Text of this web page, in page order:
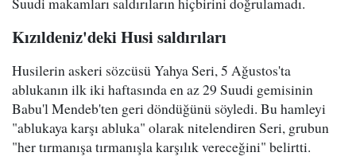
Kızıldeniz'deki Husi saldırıları
Husilerin askeri sözcüsü Yahya Seri, 5 Ağustos'ta
ablukanın ilk iki haftasında en az 29 Suudi gemisinin
Babu'l Mendeb'ten geri döndüğünü söyledi. Bu hamleyi
"ablukaya karşı abluka" olarak nitelendiren Seri, grubun
"her tırmanışa tırmanışla karşılık vereceğini" belirtti.